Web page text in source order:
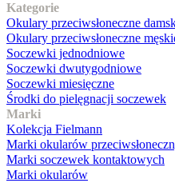
Kategorie
Okulary przeciwsłoneczne
Okulary przeciwsłoneczne
Soczewki jednodniowe
Soczewki dwutygodniowe
Soczewki miesięczne
Środki do pielęgnacji soczewek
Marki
Kolekcja Fielmann
Marki okularów
Marki soczewek kontaktowych
Marki okularów